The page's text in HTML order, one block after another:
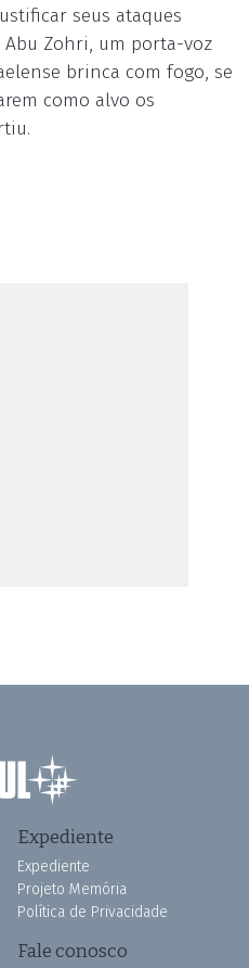
seus ataques
Abu Zohri, um porta-voz
brinca com fogo, se
como alvo os
Expediente
Expediente
Projeto Memória
Política de Privacidade
Fale conosco